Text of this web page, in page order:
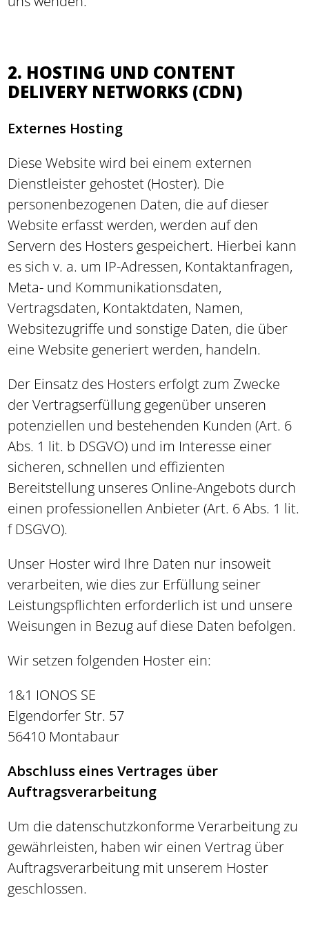
2. HOSTING UND CONTENT
DELIVERY NETWORKS (CDN)
Externes Hosting
Diese Website wird bei einem externen
Dienstleister gehostet (Hoster). Die
personenbezogenen Daten, die auf dieser
Website erfasst werden, werden auf den
Servern des Hosters gespeichert. Hierbei kann
es sich v. a. um IP-Adressen, Kontaktanfragen,
Meta- und Kommunikationsdaten,
Vertragsdaten, Kontaktdaten, Namen,
Websitezugriffe und sonstige Daten, die über
eine Website generiert werden, handeln.
Der Einsatz des Hosters erfolgt zum Zwecke
der Vertragserfüllung gegenüber unseren
potenziellen und bestehenden Kunden (Art. 6
Abs. 1 lit. b DSGVO) und im Interesse einer
sicheren, schnellen und effizienten
Bereitstellung unseres Online-Angebots durch
einen professionellen Anbieter (Art. 6 Abs. 1 lit.
f DSGVO).
Unser Hoster wird Ihre Daten nur insoweit
verarbeiten, wie dies zur Erfüllung seiner
Leistungspflichten erforderlich ist und unsere
Weisungen in Bezug auf diese Daten befolgen.
Wir setzen folgenden Hoster ein:
1&1 IONOS SE
Elgendorfer Str. 57
56410 Montabaur
Abschluss eines Vertrages über
Auftragsverarbeitung
Um die datenschutzkonforme Verarbeitung zu
gewährleisten, haben wir einen Vertrag über
Auftragsverarbeitung mit unserem Hoster
geschlossen.